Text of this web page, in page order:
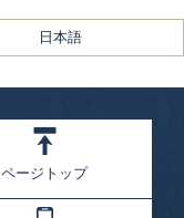
日本語
ページトップ